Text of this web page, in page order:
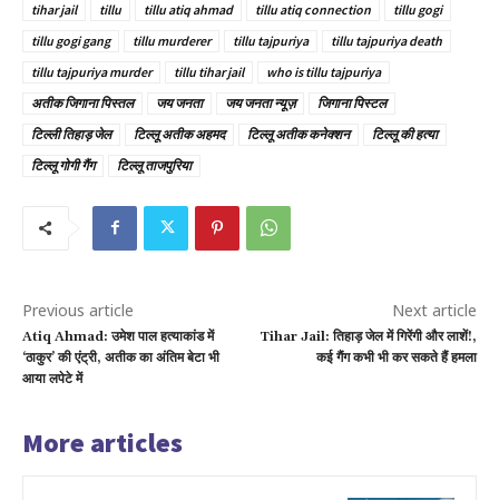
tihar jail tillu tillu atiq ahmad tillu atiq connection
tillu gogi
tillu gogi gang
tillu murderer tillu tajpuriya
tillu tajpuriya death
tillu tajpuriya murder
tillu tihar jail
who is tillu tajpuriya
अतीक जिगाना पिस्तल
जय जनता जय जनता न्यूज़
जिगाना पिस्टल
टिल्ली तिहाड़ जेल
टिल्लू अतीक अहमद टिल्लू अतीक कनेक्शन
टिल्लू की हत्या
टिल्लू गोगी गैंग
टिल्लू ताजपुरिया
Previous article
Atiq Ahmad: उमेश पाल हत्याकांड में
‘ठाकुर’ की एंट्री, अतीक का अंतिम बेटा भी
आया लपेटे में
Next article
Tihar Jail: तिहाड़ जेल में गिरेंगी और लाशें!,
कई गैंग कभी भी कर सकते हैं हमला
More articles